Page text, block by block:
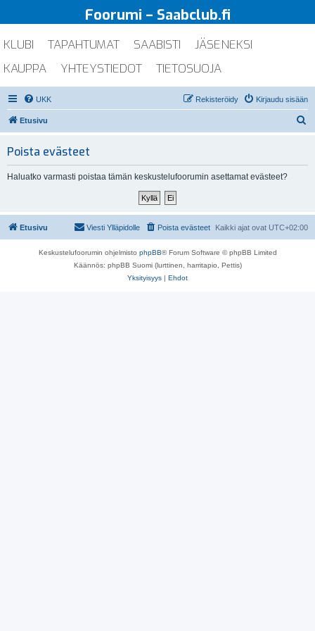
Foorumi – Saabclub.fi
KLUBI TAPAHTUMAT SAABISTI
JÄSENEKSI
KAUPPA
YHTEYSTIEDOT TIETOSUOJA
UKK Kirjaudu sisään
Rekisteröidy
Etusivu
Poista evästeet
Haluatko varmasti poistaa tämän keskustelufoorumin asettamat evästeet?
Etusivu Kaikki ajat ovat UTC+02:00
Poista evästeet
Viesti Ylläpidolle
Keskustelufoorumin ohjelmisto phpBB® Forum Software © phpBB Limited
Käännös: phpBB Suomi (lurttinen, harritapio, Pettis)
Yksityisyys | Ehdot